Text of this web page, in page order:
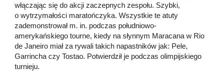
włączając się do akcji zaczepnych zespołu. Szybki,
o wytrzymałości maratończyka. Wszystkie te atuty
zademonstrował m. in. podczas południowo-
amerykańskiego tourne, kiedy na słynnym Maracana w Rio
de Janeiro miał za rywali takich napastników jak: Pele,
Garrincha czy Tostao. Potwierdził je podczas olimpijskiego
turnieju.